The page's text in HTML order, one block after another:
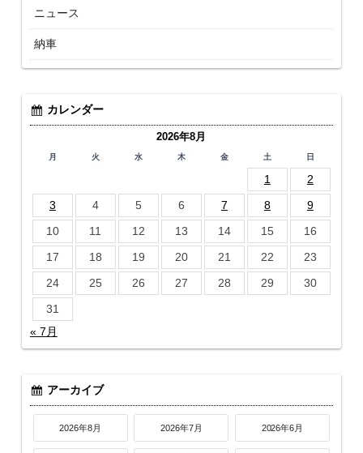
ニュース
納車
カレンダー
2026年8月
月 火 水 木 金 土 日
1
2
3
4 5 6 7 8
9
10
11 12 13 14 15
16
17
18 19 20 21 22
23
24
25 26 27 28 29
30
31
« 7月
アーカイブ
2026年8月 2026年7月 2026年6月